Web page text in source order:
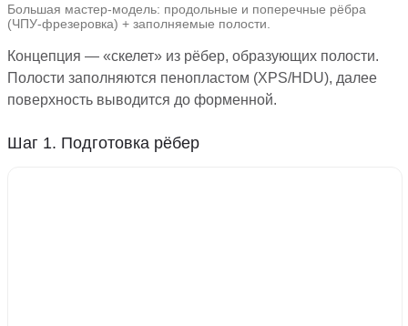
Большая мастер-модель: продольные и поперечные рёбра
(ЧПУ-фрезеровка) + заполняемые полости.
Концепция — «скелет» из рёбер, образующих полости.
Полости заполняются пенопластом (XPS/HDU), далее
поверхность выводится до форменной.
Шаг 1. Подготовка рёбер